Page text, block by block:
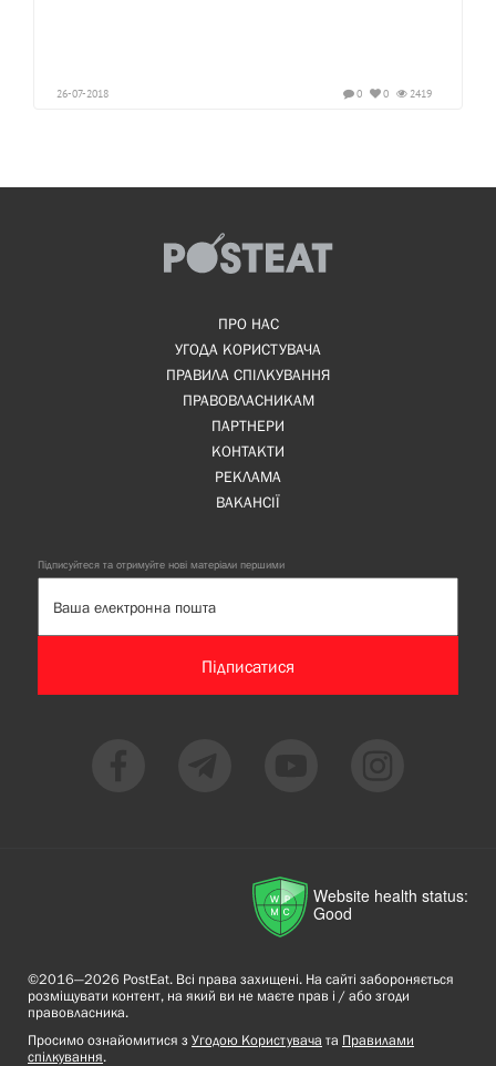
26-07-2018 2419
0
0
ПРО НАС
УГОДА КОРИСТУВАЧА
ПРАВИЛА СПІЛКУВАННЯ
ПРАВОВЛАСНИКАМ
ПАРТНЕРИ
КОНТАКТИ
РЕКЛАМА
ВАКАНСІЇ
Підписуйтеся та отримуйте нові матеріали першими
Підписатися
Website health status:
Good
©2016—2026 PostEat. Всі права захищені. На сайті забороняється
розміщувати контент, на який ви не маєте прав і / або згоди
правовласника.
Просимо ознайомитися з Угодою Користувача та Правилами
спілкування.